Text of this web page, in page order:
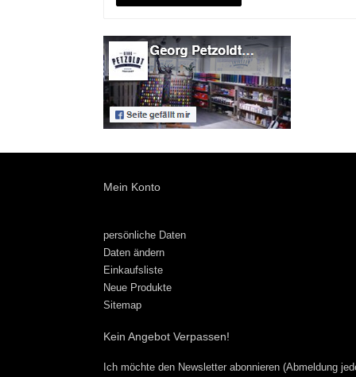
Mein Konto
persönliche Daten
Daten ändern
Einkaufsliste
Neue Produkte
Sitemap
Kein Angebot Verpassen!
Ich möchte den Newsletter abonnieren (Abmeldung